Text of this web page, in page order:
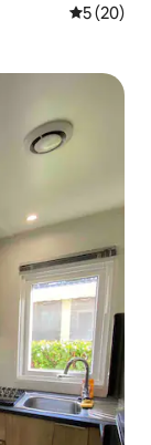
5 de uma
5 (20)